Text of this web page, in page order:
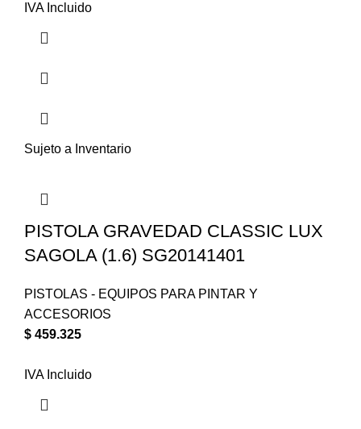
IVA Incluido
Sujeto a Inventario
PISTOLA GRAVEDAD CLASSIC LUX
SAGOLA (1.6) SG20141401
PISTOLAS - EQUIPOS PARA PINTAR Y
ACCESORIOS
$ 459.325
IVA Incluido